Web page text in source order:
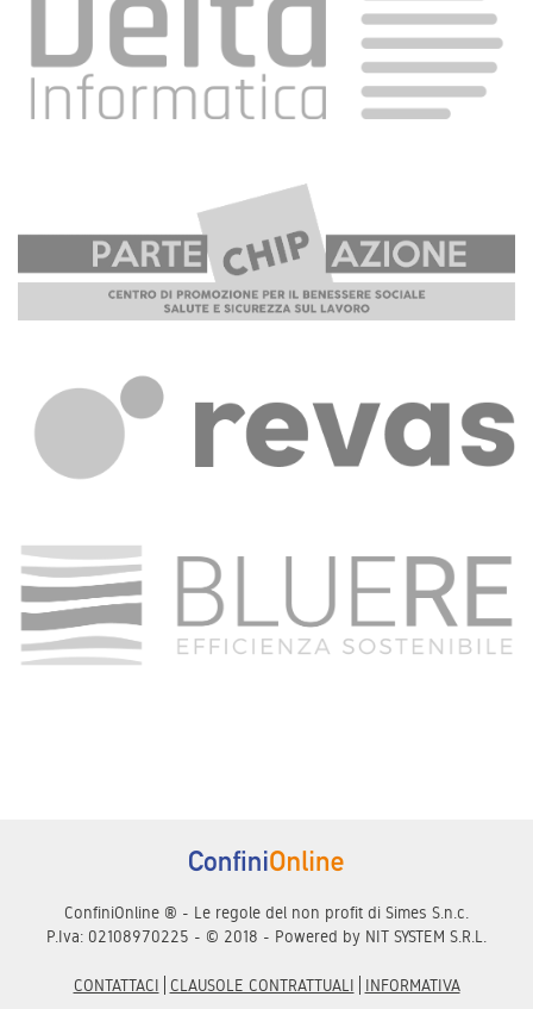
ConfiniOnline ® - Le regole del non profit di Simes S.n.c.
P.Iva: 02108970225 - © 2018 - Powered by NIT SYSTEM S.R.L.
CONTATTACI CLAUSOLE CONTRATTUALI INFORMATIVA